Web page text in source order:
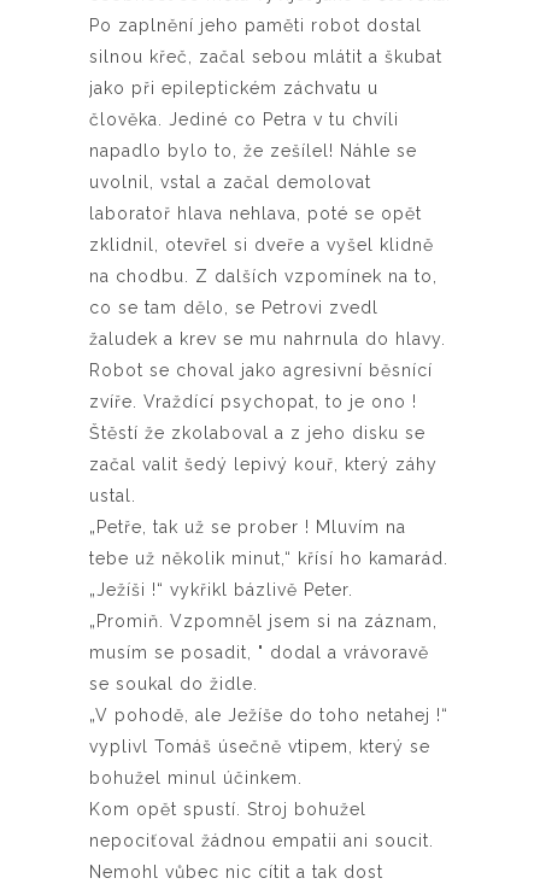
Po zaplnění jeho paměti robot dostal
silnou křeč, začal sebou mlátit a škubat
jako při epileptickém záchvatu u
člověka. Jediné co Petra v tu chvíli
napadlo bylo to, že zešílel! Náhle se
uvolnil, vstal a začal demolovat
laboratoř hlava nehlava, poté se opět
zklidnil, otevřel si dveře a vyšel klidně
na chodbu. Z dalších vzpomínek na to,
co se tam dělo, se Petrovi zvedl
žaludek a krev se mu nahrnula do hlavy.
Robot se choval jako agresivní běsnící
zvíře. Vraždící psychopat, to je ono !
Štěstí že zkolaboval a z jeho disku se
začal valit šedý lepivý kouř, který záhy
ustal.
„Petře, tak už se prober ! Mluvím na
tebe už několik minut,“ křísí ho kamarád.
„Ježíši !“ vykřikl bázlivě Peter.
„Promiň. Vzpomněl jsem si na záznam,
musím se posadit, " dodal a vrávoravě
se soukal do židle.
„V pohodě, ale Ježíše do toho netahej !“
vyplivl Tomáš úsečně vtipem, který se
bohužel minul účinkem.
Kom opět spustí. Stroj bohužel
nepociťoval žádnou empatii ani soucit.
Nemohl vůbec nic cítit a tak dost